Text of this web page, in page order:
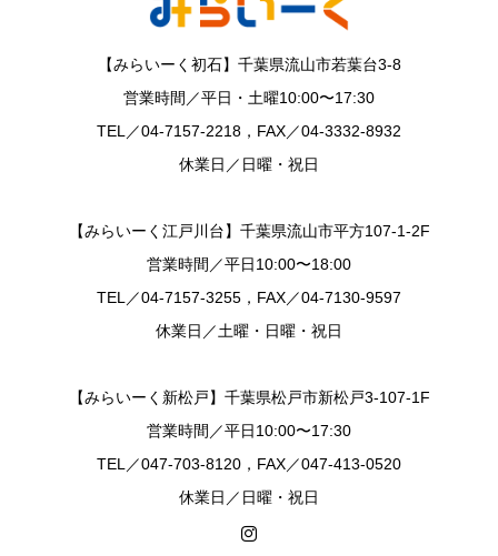
【みらいーく初石】千葉県流山市若葉台3-8
営業時間／平日・土曜10:00〜17:30
TEL／04-7157-2218，FAX／04-3332-8932
休業日／日曜・祝日
【みらいーく江戸川台】千葉県流山市平方107-1-2F
営業時間／平日10:00〜18:00
TEL／04-7157-3255，FAX／04-7130-9597
休業日／土曜・日曜・祝日
【みらいーく新松戸】千葉県松戸市新松戸3-107-1F
営業時間／平日10:00〜17:30
TEL／047-703-8120，FAX／047-413-0520
休業日／日曜・祝日